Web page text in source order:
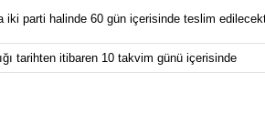
iki parti halinde 60 gün içerisinde teslim
tarihten itibaren 10 takvim günü içerisinde